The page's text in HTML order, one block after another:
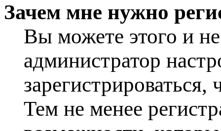
Зачем мне нужно
Вы можете этого и не
администратор
Тем не менее